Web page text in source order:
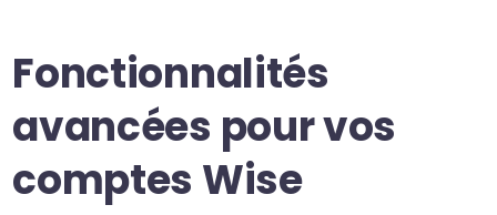
Fonctionnalités
avancées pour vos
comptes Wise